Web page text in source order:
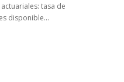
tasa de
disponible...